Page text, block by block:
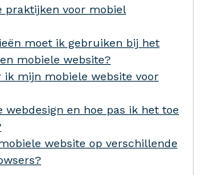
praktijken voor mobiel
moet ik gebruiken bij het
mobiele website?
ik mijn mobiele website voor
webdesign en hoe pas ik het toe
website op verschillende